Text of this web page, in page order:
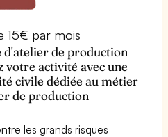
15€ par mois
d'atelier de production
activité avec une
civile dédiée au métier
de production
les grands risques